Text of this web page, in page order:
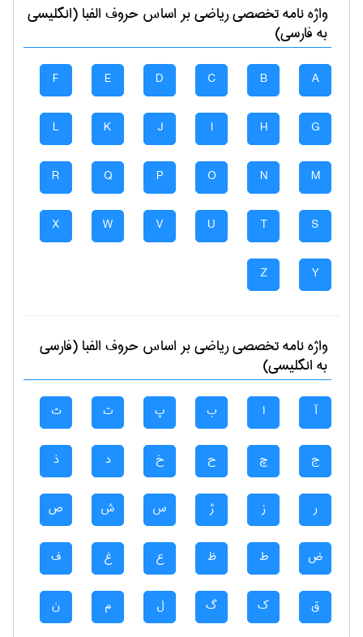
واژه نامه تخصصیرياضیبر اساس حروف الفبا (انگلیسی
به فارسی)
A
B
C
D
E
F
G
H
I
J
K
L
M
N
O
P
Q
R
S
T
U
V
W
X
Y
Z
واژه نامه تخصصیرياضیبر اساس حروف الفبا (فارسی
به انگلیسی)
آ ا ب پ ت ث
ج چ ح خ د ذ
ر ز ژ س ش ص
ض ط ظ ع غ ف
ق ک گ ل م ن